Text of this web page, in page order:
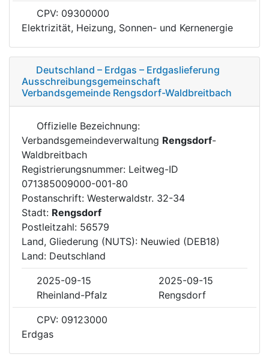
CPV: 09300000
Elektrizität, Heizung, Sonnen- und Kernenergie
Deutschland – Erdgas – Erdgaslieferung
Ausschreibungsgemeinschaft
Verbandsgemeinde Rengsdorf-Waldbreitbach
Offizielle Bezeichnung:
Verbandsgemeindeverwaltung Rengsdorf-
Waldbreitbach
Registrierungsnummer: Leitweg-ID
071385009000-001-80
Postanschrift: Westerwaldstr. 32-34
Stadt: Rengsdorf
Postleitzahl: 56579
Land, Gliederung (NUTS): Neuwied (DEB18)
Land: Deutschland
2025-09-15
2025-09-15
Rheinland-Pfalz
Rengsdorf
CPV: 09123000
Erdgas